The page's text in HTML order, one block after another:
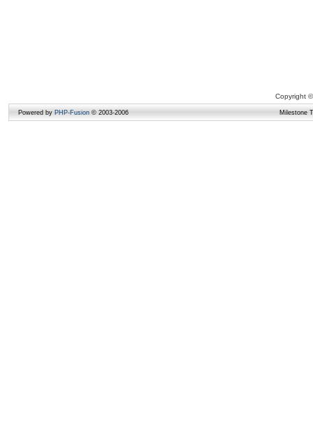
Copyright
Powered by PHP-Fusion © 2003-2006 Milestone